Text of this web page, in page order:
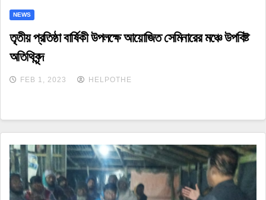
NEWS
তৃতীয় প্রতিষ্ঠা বার্ষিকী উপলক্ষে আয়োজিত সেমিনারের মঞ্চে উপবিষ্ট
অতিথিবৃন্দ
FEB 1, 2023 HELPOTHE